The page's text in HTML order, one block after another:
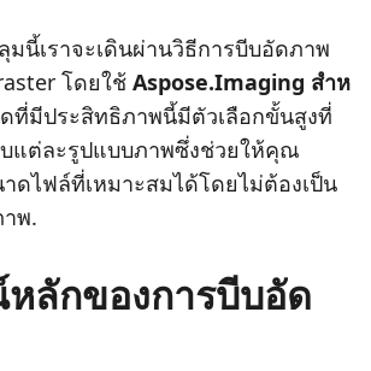
นี้เราจะเดินผ่านวิธีการบีบอัดภาพ
โดยใช้ Aspose.Imaging สําห
ที่มีประสิทธิภาพนี้มีตัวเลือกขั้นสูงที่
แต่ละรูปแบบภาพซึ่งช่วยให้คุณ
ดไฟล์ที่เหมาะสมได้โดยไม่ต้องเป็น
พ.
ลักของการบีบอัด